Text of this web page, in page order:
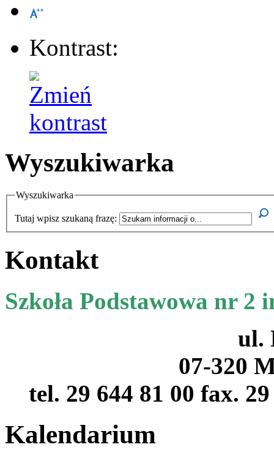
Kontrast:
Wyszukiwarka
Wyszukiwarka
Tutaj wpisz szukaną frazę:
Kontakt
Szkoła Podstawowa nr
ul.
07-320
tel. 29 644 81 00 fax.
Kalendarium